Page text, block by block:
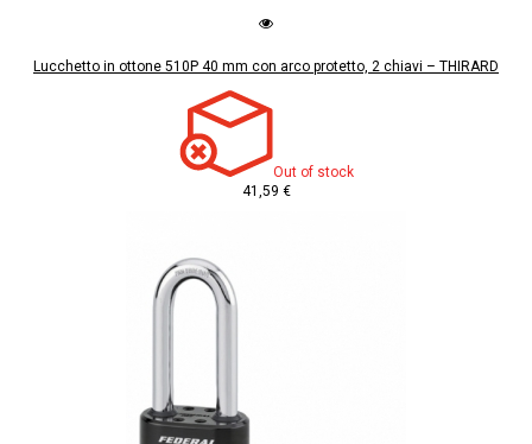
Lucchetto in ottone 510P 40 mm con arco protetto, 2 chiavi – THIRARD
Out of stock
41,59 €